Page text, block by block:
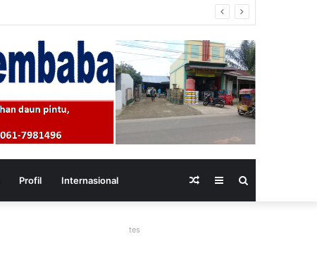
Profil Internasional Sidebar
Random
tes